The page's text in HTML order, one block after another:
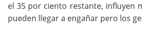
el 35 por ciento restante, influyen
pueden llegar a engañar pero los